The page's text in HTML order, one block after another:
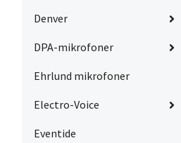
Denver
DPA-mikrofoner
Ehrlund mikrofoner
Electro-Voice
Eventide